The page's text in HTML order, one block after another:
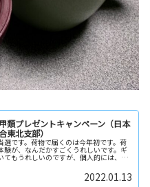
類プレゼントキャンペーン（日本
東北支部）
選です。荷物で届くのは今年初です。荷
験が、なんだかすごくうれしいです。ギ
てもうれしいのですが、個人的には、物
2022.01.13